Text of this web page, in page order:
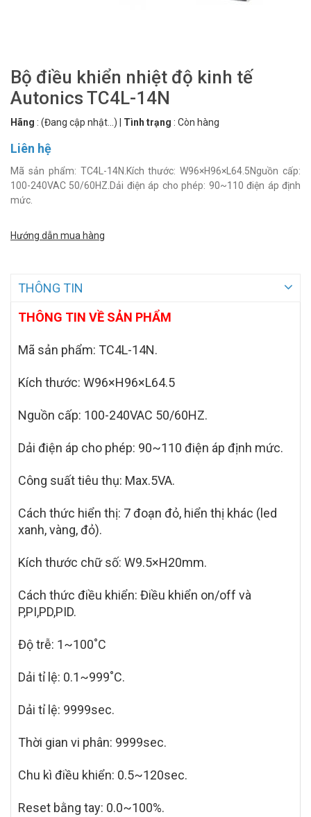
Bộ điều khiển nhiệt độ kinh tế
Autonics TC4L-14N
Hãng : (Đang cập nhật...) Tình trạng : Còn hàng
Liên hệ
Mã sản phẩm: TC4L-14N.Kích thước: W96×H96×L64.5Nguồn cấp:
100-240VAC 50/60HZ.Dải điện áp cho phép: 90~110 điện áp định
mức.
Hướng dẫn mua hàng
THÔNG TIN
THÔNG TIN VỀ SẢN PHẨM
Mã sản phẩm: TC4L-14N.
Kích thước: W96×H96×L64.5
Nguồn cấp: 100-240VAC 50/60HZ.
Dải điện áp cho phép: 90~110 điện áp định mức.
Công suất tiêu thụ: Max.5VA.
Cách thức hiển thị: 7 đoạn đỏ, hiển thị khác (led
xanh, vàng, đỏ).
Kích thước chữ số: W9.5×H20mm.
Cách thức điều khiển: Điều khiển on/off và
P,PI,PD,PID.
Độ trễ: 1~100˚C
Dải tỉ lệ: 0.1~999˚C.
Dải tỉ lệ: 9999sec.
Thời gian vi phân: 9999sec.
Chu kì điều khiển: 0.5~120sec.
Reset bằng tay: 0.0~100%.